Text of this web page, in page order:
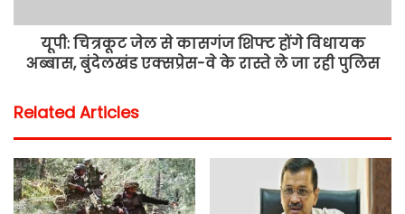
यूपी: चित्रकूट जेल से कासगंज शिफ्ट होंगे विधायक
अब्बास, बुंदेलखंड एक्सप्रेस-वे के रास्ते ले जा रही पुलिस
Related Articles